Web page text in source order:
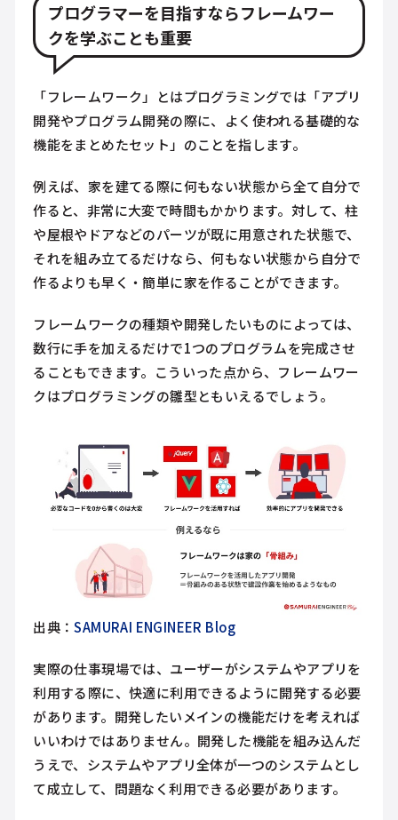
プログラマーを目指すならフレームワー
クを学ぶことも重要
「フレームワーク」とはプログラミングでは「アプリ
開発やプログラム開発の際に、よく使われる基礎的な
機能をまとめたセット」のことを指します。
例えば、家を建てる際に何もない状態から全て自分で
作ると、非常に大変で時間もかかります。対して、柱
や屋根やドアなどのパーツが既に用意された状態で、
それを組み立てるだけなら、何もない状態から自分で
作るよりも早く・簡単に家を作ることができます。
フレームワークの種類や開発したいものによっては、
数行に手を加えるだけで1つのプログラムを完成させ
ることもできます。こういった点から、フレームワー
クはプログラミングの雛型ともいえるでしょう。
出典：SAMURAI ENGINEER Blog
実際の仕事現場では、ユーザーがシステムやアプリを
利用する際に、快適に利用できるように開発する必要
があります。開発したいメインの機能だけを考えれば
いいわけではありません。開発した機能を組み込んだ
うえで、システムやアプリ全体が一つのシステムとし
て成立して、問題なく利用できる必要があります。